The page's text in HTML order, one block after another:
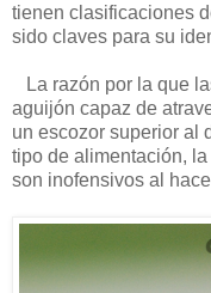
tienen clasificaciones
sido claves para su
La razón por la que
aguijón capaz de
un escozor superior al
tipo de alimentación,
son inofensivos al